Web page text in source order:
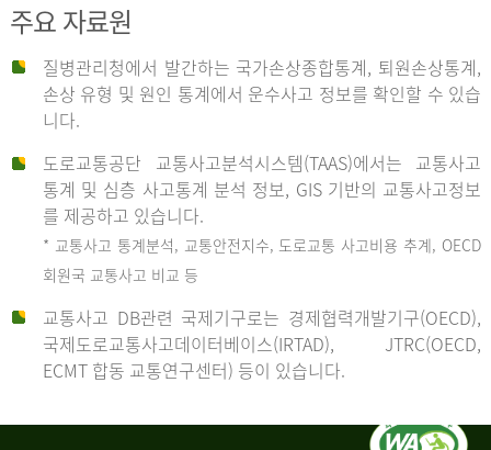
사
주요 자료원
질병관리청에서 발간하는 국가손상종합통계, 퇴원손상통계,
손상 유형 및 원인 통계에서 운수사고 정보를 확인할 수 있습
니다.
도로교통공단 교통사고분석시스템(TAAS)에서는 교통사고
통계 및 심층 사고통계 분석 정보, GIS 기반의 교통사고정보
를 제공하고 있습니다.
* 교통사고 통계분석, 교통안전지수, 도로교통 사고비용 추계, OECD
회원국 교통사고 비교 등
교통사고 DB관련 국제기구로는 경제협력개발기구(OECD),
국제도로교통사고데이터베이스(IRTAD), JTRC(OECD,
ECMT 합동 교통연구센터) 등이 있습니다.